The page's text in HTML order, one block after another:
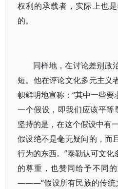
权利的承载者，实际上也
的。
同样地，在讨论差别政
短。他在评论文化多元主义
帜鲜明地宣称：“其中一些
一个假设，即我们应该平
坚持的是，在这个假设中有
假设绝不是毫无疑问的，而
行为的东西。”泰勒认可文
的尊重，也赞同给予不同
———“假设所有民族的传统